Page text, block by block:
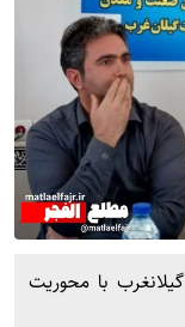
با محوریت